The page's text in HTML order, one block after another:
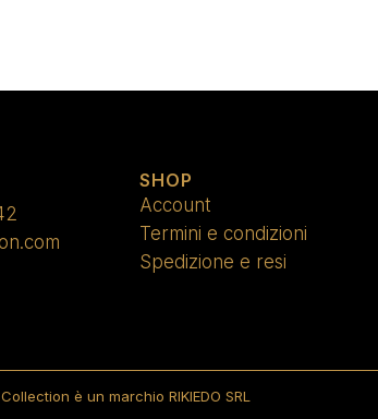
SHOP
Account
Termini e condizioni
Spedizione e resi
è un marchio RIKIEDO SRL